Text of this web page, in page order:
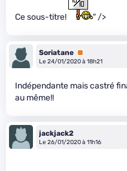
Ce sous-titre! " />
Soriatane Premium
Le 24/01/2020 à 18h21
Indépendante mais castré
au même!!
jackjack2
Le 26/01/2020 à 11h16